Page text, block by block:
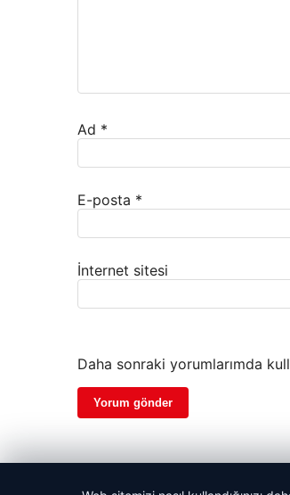
Ad *
E-posta *
İnternet sitesi
Daha sonraki yorumlarımda